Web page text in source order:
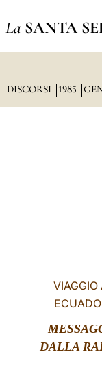
La SANTA
DISCORSI 1985
VIAGGIO
DALLA